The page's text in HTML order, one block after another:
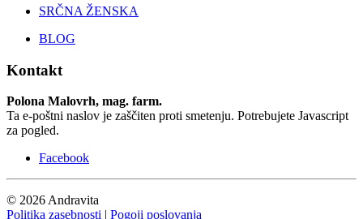
SRČNA ŽENSKA
BLOG
Kontakt
Polona Malovrh, mag. farm.
Ta e-poštni naslov je zaščiten proti smetenju. Potrebujete Javascript
za pogled.
Facebook
© 2026 Andravita
Politika zasebnosti | Pogoji poslovanja